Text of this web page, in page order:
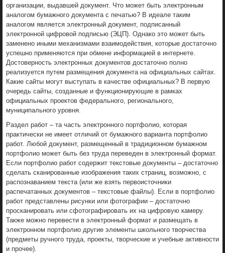
организации, выдавшей документ. Что может быть электронным
аналогом бумажного документа с печатью? В идеале таким
аналогом является электронный документ, подписанный
электронной цифровой подписью (ЭЦП). Однако это может быть
заменено иными механизмами взаимодействия, которые достаточно
успешно применяются при обмене информацией в интернете.
Достоверность электронных документов достаточно полно
реализуется путем размещения документа на официальных сайтах.
Какие сайты могут выступать в качестве официальных? В первую
очередь сайты, созданные и функционирующие в рамках
официальных проектов федерального, регионального,
муниципального уровня.
Раздел работ – та часть электронного портфолио, которая
практически не имеет отличий от бумажного варианта портфолио
работ. Любой документ, размещенный в традиционном бумажном
портфолио может быть без труда переведен в электронный формат.
Если портфолио работ содержит текстовые документы – достаточно
сделать сканированные изображения таких страниц, возможно, с
распознаванием текста (или же взять первоисточники
распечатанных документов – текстовые файлы). Если в портфолио
работ представлены рисунки или фотографии – достаточно
просканировать или сфотографировать их на цифровую камеру.
Также можно перевести в электронный формат и размещать в
электронном портфолио другие элементы школьного творчества
(предметы ручного труда, проекты, творческие и учебные активности
и прочее).